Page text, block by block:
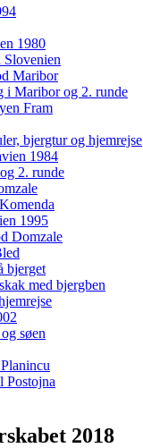
1980
Slovenien
Maribor
i Maribor og 2. runde
Fram
bjergtur og hjemrejse
1984
2. runde
1995
Domzale
bjerget
med bjergben
søen
Postojna
2018